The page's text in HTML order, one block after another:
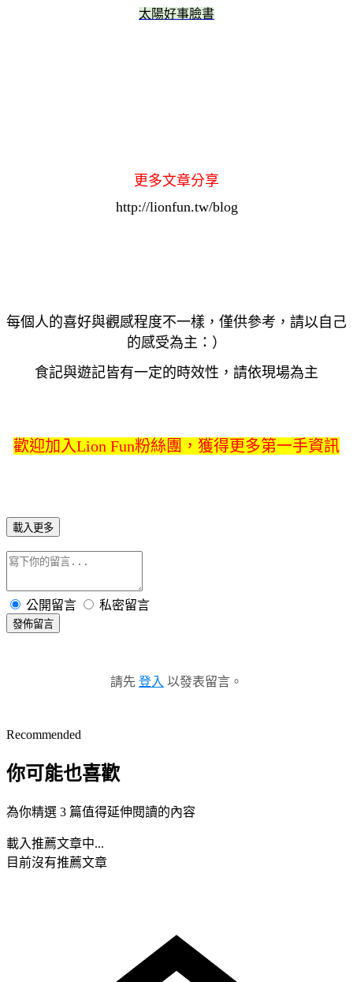
太陽好事臉書
更多文章分享
http://lionfun.tw/blog
每個人的喜好與觀感程度不一樣，僅供參考，請以自己
的感受為主：）
食記與遊記皆有一定的時效性，請依現場為主
歡迎加入Lion Fun粉絲團，獲得更多第一手資訊
載入更多
公開留言 私密留言
發佈留言
請先 登入 以發表留言。
Recommended
你可能也喜歡
為你精選 3 篇值得延伸閱讀的內容
載入推薦文章中...
目前沒有推薦文章